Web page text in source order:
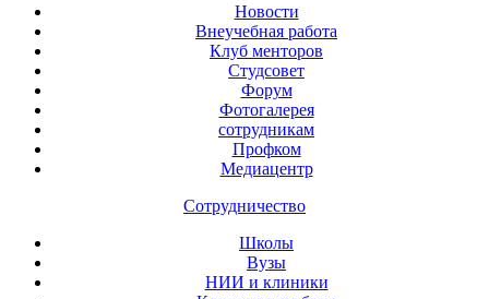
Новости
Внеучебная работа
Клуб менторов
Студсовет
Форум
Фотогалерея
сотрудникам
Профком
Медиацентр
Сотрудничество
Школы
Вузы
НИИ и клиники